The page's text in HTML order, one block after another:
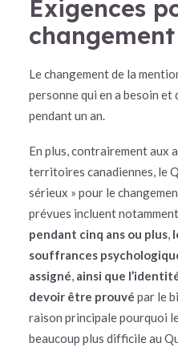
Exigences
Le changement de la
personne qui en a besoin et
pendant un an.
En plus, contrairement aux
territoires canadiennes, le
sérieux » pour le
prévues incluent notamment
pendant cinq ans ou plus,
souffrances
assigné, ainsi que
devoir être prouvé par le
raison principale pourquoi
beaucoup plus difficile au